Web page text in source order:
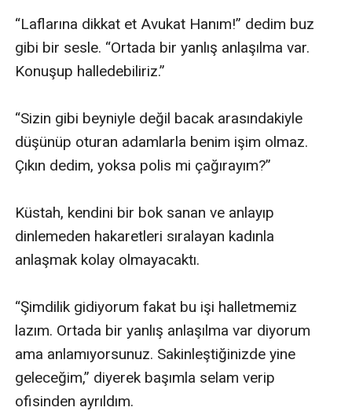
“Laflarına dikkat et Avukat Hanım!” dedim buz
gibi bir sesle. “Ortada bir yanlış anlaşılma var.
Konuşup halledebiliriz.”
“Sizin gibi beyniyle değil bacak arasındakiyle
düşünüp oturan adamlarla benim işim olmaz.
Çıkın dedim, yoksa polis mi çağırayım?”
Küstah, kendini bir bok sanan ve anlayıp
dinlemeden hakaretleri sıralayan kadınla
anlaşmak kolay olmayacaktı.
“Şimdilik gidiyorum fakat bu işi halletmemiz
lazım. Ortada bir yanlış anlaşılma var diyorum
ama anlamıyorsunuz. Sakinleştiğinizde yine
geleceğim,” diyerek başımla selam verip
ofisinden ayrıldım.